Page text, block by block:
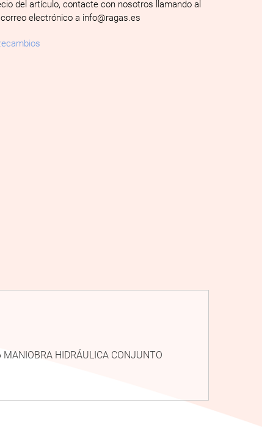
del artículo, contacte con nosotros llamando al
electrónico a info@ragas.es
HIDRÁULICA CONJUNTO